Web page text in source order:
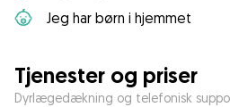
Jeg har børn i hjemmet
Tjenester og priser
Dyrlægedækning og telefonisk